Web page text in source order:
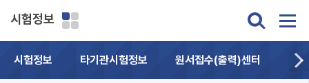
시험정보
시험정보 타기관시험정보 원서접수(출력)센터 자